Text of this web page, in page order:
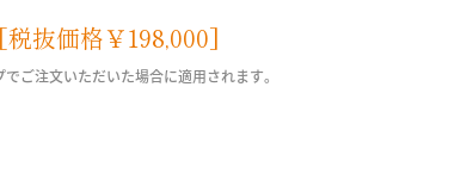
[税抜価格￥198,000]
ご注文いただいた場合に適用されます。